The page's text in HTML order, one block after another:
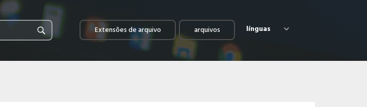
Extensões de arquivo arquivos línguas